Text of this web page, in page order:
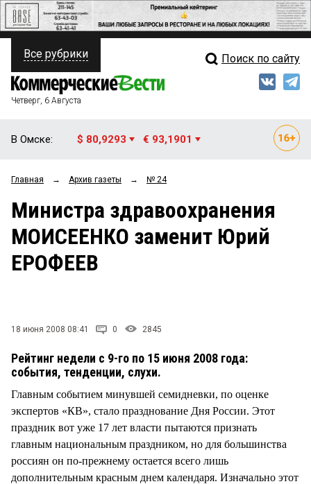
ПОЛИТИКА
ФИНАНСЫ
ОБЩЕСТВО
ЗАКОН
НОВОСТИ КОМПАНИЙ
Свежий выпуск
Рейтинги
Блоги
Все рубрики Поиск по сайту
Четверг, 6 Августа
В Омске: $ 80,9293 € 93,1901
Главная → Архив газеты → № 24
Министра здравоохранения
МОИСЕЕНКО заменит Юрий
ЕРОФЕЕВ
18 июня 2008 08:41 0 2845
Рейтинг недели с 9-го по 15 июня 2008 года:
события, тенденции, слухи.
Главным событием минувшей семидневки, по оценке
экспертов «КВ», стало празднование Дня России. Этот
праздник вот уже 17 лет власти пытаются признать
главным национальным праздником, но для большинства
россиян он по-прежнему остается всего лишь
дополнительным красным днем календаря. Изначально этот